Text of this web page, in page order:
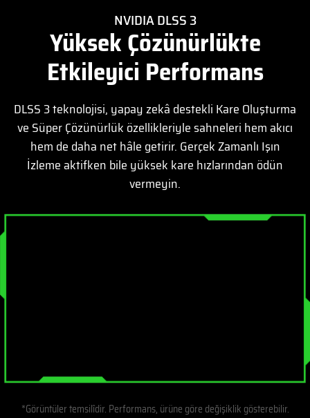
NVIDIA DLSS 3
Yüksek Çözünürlükte
Etkileyici Performans
DLSS 3 teknolojisi, yapay zekâ destekli Kare Oluşturma
ve Süper Çözünürlük özellikleriyle sahneleri hem akıcı
hem de daha net hâle getirir. Gerçek Zamanlı Işın
İzleme aktifken bile yüksek kare hızlarından ödün
vermeyin.
*Görüntüler temsilîdir. Performans, ürüne göre değişiklik gösterebilir.